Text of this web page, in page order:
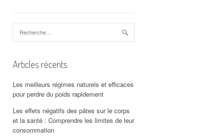
Articles récents
Les meilleurs régimes naturels et efficaces
pour perdre du poids rapidement
Les effets négatifs des pâtes sur le corps
et la santé : Comprendre les limites de leur
consommation